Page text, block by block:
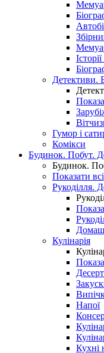
Детективи.
Гумор і
Комікси
Будинок. Побут.
Будинок.
Показати всі
Рукоділля.
Кулінарія
Напої
Кухні